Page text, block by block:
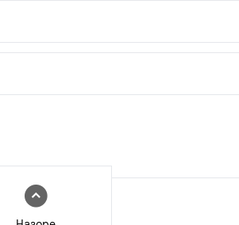
за съответния тарифен план за
3 години в комбинация с нов 2-
абонати с изтекъл или